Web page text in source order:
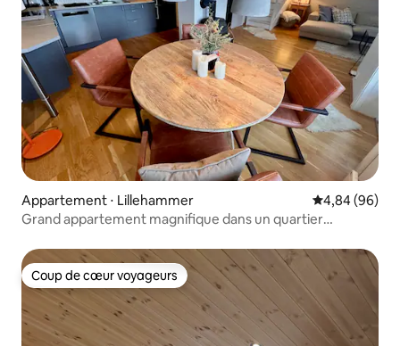
Appartement ⋅ Lillehammer Évaluation
4,84 (96)
Grand appartement magnifique dans un quartier
Coup de cœur voyageurs
Coup de cœur voyageurs